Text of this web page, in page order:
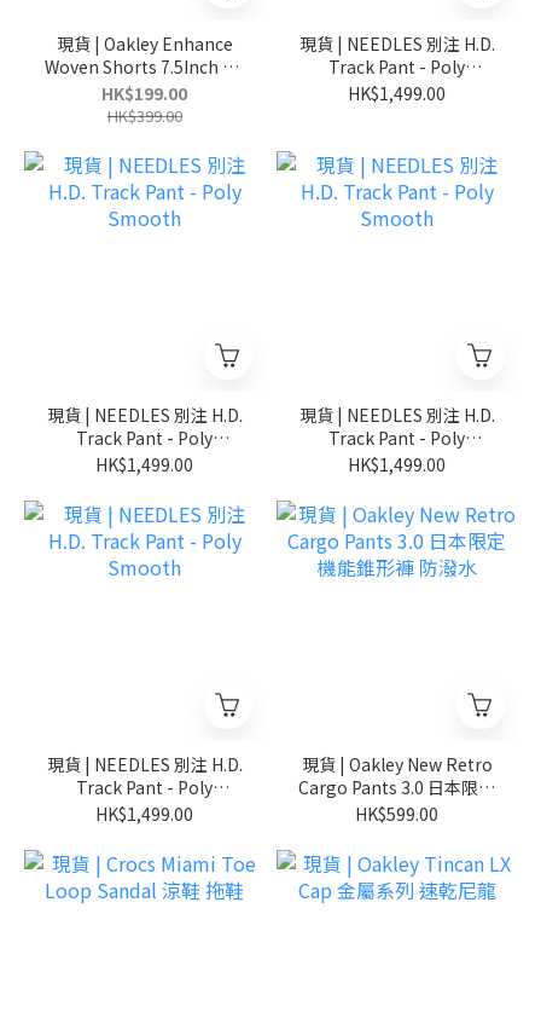
現貨 | Oakley Enhance
Woven Shorts 7.5Inch 3.0
水陸兩用 速乾防曬 日本限
定 短褲
HK$199.00
HK$399.00
現貨 | NEEDLES 別注 H.D.
Track Pant - Poly
Smooth
HK$1,499.00
現貨 | NEEDLES 別注 H.D.
Track Pant - Poly
Smooth
HK$1,499.00
現貨 | NEEDLES 別注 H.D.
Track Pant - Poly
Smooth
HK$1,499.00
現貨 | NEEDLES 別注 H.D.
Track Pant - Poly
Smooth
HK$1,499.00
現貨 | Oakley New Retro
Cargo Pants 3.0 日本限定
機能錐形褲 防潑水
HK$599.00